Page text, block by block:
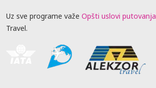
Uz sve programe važe Opšti uslovi putovanja
Travel.